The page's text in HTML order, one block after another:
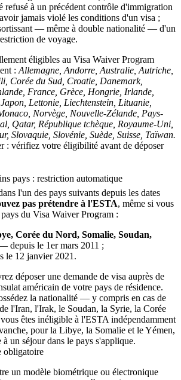
refusé à un précédent contrôle d'immigration
jamais violé les conditions d'un visa ;
— même à double nationalité — d'un
de voyage.
éligibles au Visa Waiver Program
: Allemagne, Andorre, Australie, Autriche,
Corée du Sud, Croatie, Danemark,
France, Grèce, Hongrie, Irlande,
Lettonie, Liechtenstein, Lituanie,
Norvège, Nouvelle-Zélande, Pays-
Qatar, République tchèque, Royaume-Uni,
Slovaquie, Slovénie, Suède, Suisse, Taïwan.
: vérifiez votre éligibilité avant de déposer
pays : restriction automatique
l'un des pays suivants depuis les dates
pas prétendre à l'ESTA, même si vous
du Visa Waiver Program :
Corée du Nord, Somalie, Soudan,
depuis le 1er mars 2011 ;
le 12 janvier 2021.
déposer une demande de visa auprès de
américain de votre pays de résidence.
la nationalité — y compris en cas de
l'Iran, l'Irak, le Soudan, la Syrie, la Corée
êtes inéligible à l'ESTA indépendamment
pour la Libye, la Somalie et le Yémen,
un séjour dans le pays s'applique.
obligatoire
un modèle biométrique ou électronique